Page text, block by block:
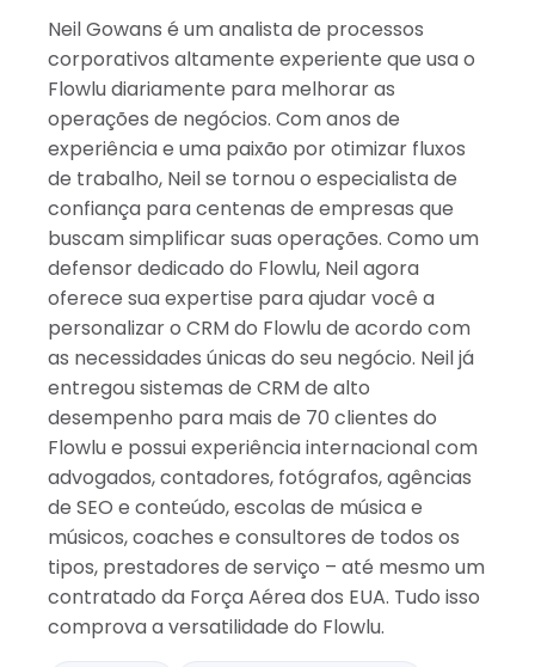
Índia
Neil Gowans é um analista de processos
corporativos altamente experiente que usa o
Flowlu diariamente para melhorar as
operações de negócios. Com anos de
experiência e uma paixão por otimizar fluxos
de trabalho, Neil se tornou o especialista de
confiança para centenas de empresas que
buscam simplificar suas operações. Como um
defensor dedicado do Flowlu, Neil agora
oferece sua expertise para ajudar você a
personalizar o CRM do Flowlu de acordo com
as necessidades únicas do seu negócio. Neil já
entregou sistemas de CRM de alto
desempenho para mais de 70 clientes do
Flowlu e possui experiência internacional com
advogados, contadores, fotógrafos, agências
de SEO e conteúdo, escolas de música e
músicos, coaches e consultores de todos os
tipos, prestadores de serviço – até mesmo um
contratado da Força Aérea dos EUA. Tudo isso
comprova a versatilidade do Flowlu.